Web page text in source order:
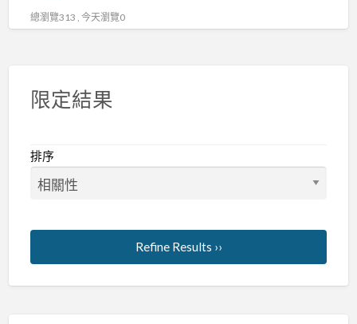
總瀏覽313 , 今天瀏覽0
限定結果
排序
Refine Results ››